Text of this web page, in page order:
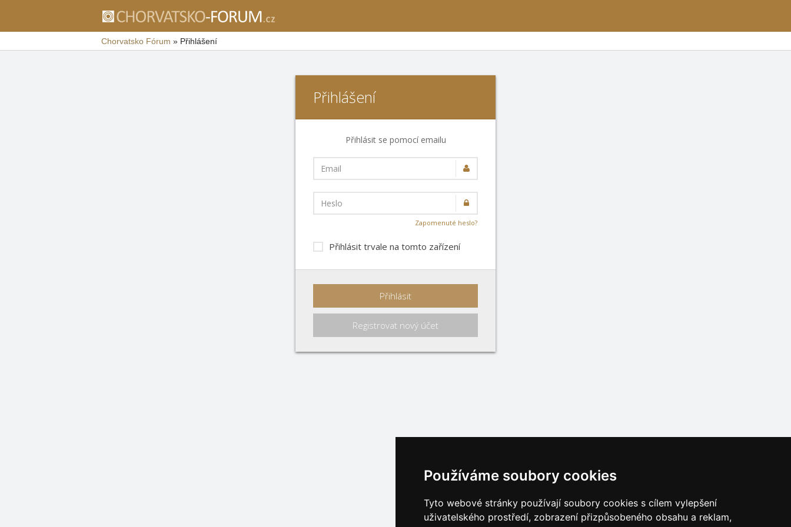
Používáme soubory cookies
Tyto webové stránky používají soubory cookies s cílem vylepšení
uživatelského prostředí, zobrazení přizpůsobeného obsahu a reklam,
Chorvatsko Fórum » Přihlášení
Přihlášení
Přihlásit se pomocí emailu
Email
Heslo
Zapomenuté heslo?
Přihlásit trvale na tomto zařízení
Přihlásit
Registrovat nový účet